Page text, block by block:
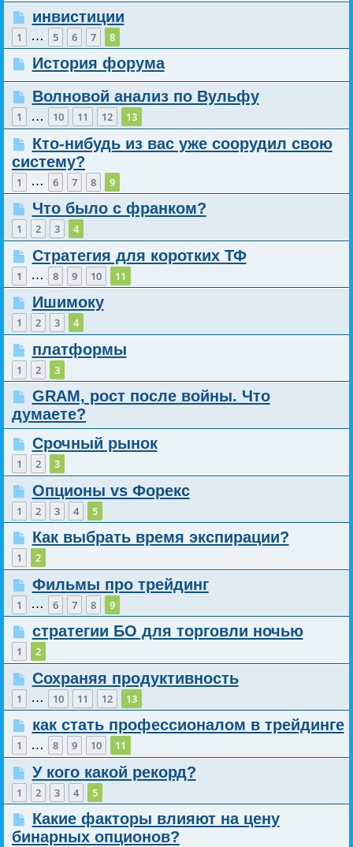
инвистиции
1 … 5 6 7 8
История форума
Волновой анализ по Вульфу
1 … 10 11 12 13
Кто-нибудь из вас уже соорудил свою
систему?
1 … 6 7 8 9
Что было с франком?
1 2 3 4
Стратегия для коротких ТФ
1 … 8 9 10 11
Ишимоку
1 2 3 4
платформы
1 2 3
GRAM, рост после войны. Что
думаете?
Срочный рынок
1 2 3
Опционы vs Форекс
1 2 3 4 5
Как выбрать время экспирации?
1 2
Фильмы про трейдинг
1 … 6 7 8 9
стратегии БО для торговли ночью
1 2
Сохраняя продуктивность
1 … 10 11 12 13
как стать профессионалом в трейдинге
1 … 8 9 10 11
У кого какой рекорд?
1 2 3 4 5
Какие факторы влияют на цену
бинарных опционов?